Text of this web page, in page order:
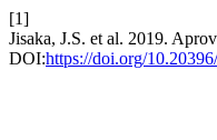
[1]
Jisaka, J.S. et al. 2019.
DOI:https://doi.org/